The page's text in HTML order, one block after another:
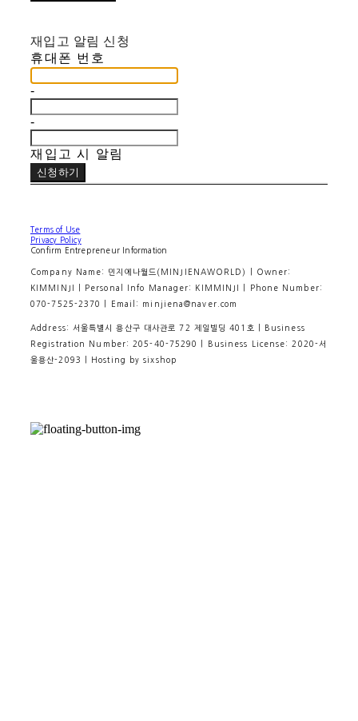
재입고 알림 신청
휴대폰 번호
-
-
재입고 시 알림
신청하기
Terms of Use
Privacy Policy
Confirm Entrepreneur Information
Company Name: 민지에나월드(MINJIENAWORLD) | Owner:
KIMMINJI | Personal Info Manager: KIMMINJI | Phone Number:
070-7525-2370 | Email: minjiena@naver.com
Address: 서울특별시 용산구 대사관로 72 제일빌딩 401호 | Business
Registration Number: 205-40-75290 | Business License: 2020-서
울용산-2093
| Hosting by sixshop